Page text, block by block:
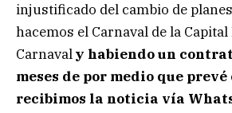
injustificado del cambio de
hacemos el Carnaval de la
Carnavaly habiendo un
meses de por medio que
recibimos la noticia vía